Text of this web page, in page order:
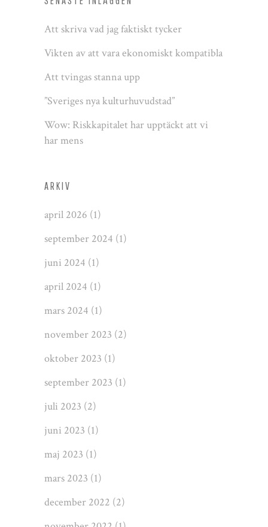
Att skriva vad jag faktiskt tycker
Vikten av att vara ekonomiskt kompatibla
Att tvingas stanna upp
”Sveriges nya kulturhuvudstad”
Wow: Riskkapitalet har upptäckt att vi
har mens
ARKIV
april 2026 (1)
september 2024 (1)
juni 2024 (1)
april 2024 (1)
mars 2024 (1)
november 2023 (2)
oktober 2023 (1)
september 2023 (1)
juli 2023 (2)
juni 2023 (1)
maj 2023 (1)
mars 2023 (1)
december 2022 (2)